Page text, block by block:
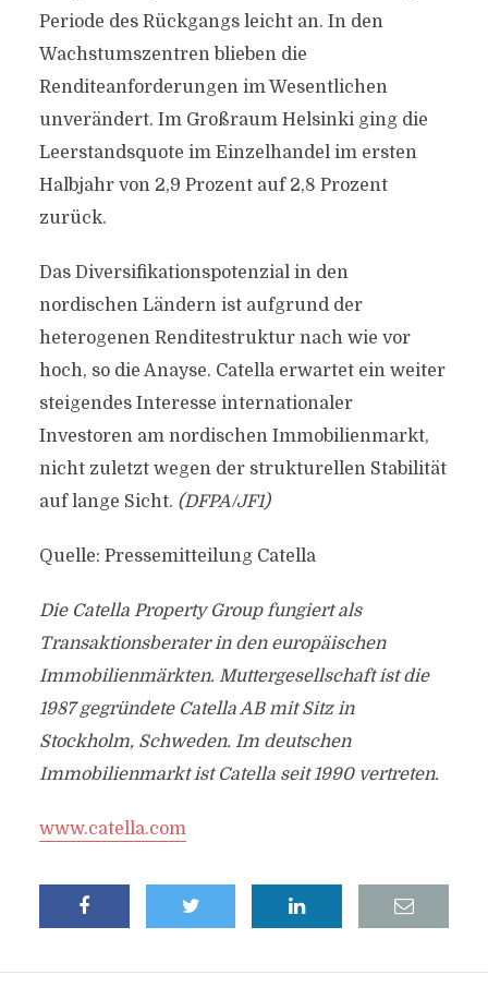
Periode des Rückgangs leicht an. In den
Wachstumszentren blieben die
Renditeanforderungen im Wesentlichen
unverändert. Im Großraum Helsinki ging die
Leerstandsquote im Einzelhandel im ersten
Halbjahr von 2,9 Prozent auf 2,8 Prozent
zurück.
Das Diversifikationspotenzial in den
nordischen Ländern ist aufgrund der
heterogenen Renditestruktur nach wie vor
hoch, so die Anayse. Catella erwartet ein weiter
steigendes Interesse internationaler
Investoren am nordischen Immobilienmarkt,
nicht zuletzt wegen der strukturellen Stabilität
auf lange Sicht. (DFPA/JF1)
Quelle: Pressemitteilung Catella
Die Catella Property Group fungiert als
Transaktionsberater in den europäischen
Immobilienmärkten. Muttergesellschaft ist die
1987 gegründete Catella AB mit Sitz in
Stockholm, Schweden. Im deutschen
Immobilienmarkt ist Catella seit 1990 vertreten.
www.catella.com